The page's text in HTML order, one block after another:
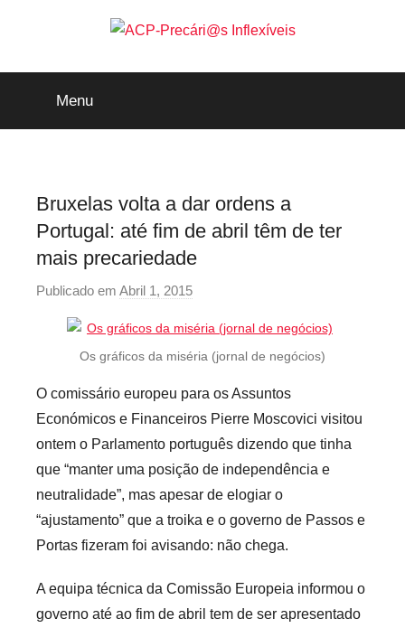
ACP-
Precári@s
Menu
Bruxelas volta a dar ordens a
Portugal: até fim de abril têm de ter
mais precariedade
Publicado em Abril 1, 2015
r
p
r
i
o
s
n
f
Os gráficos da miséria (jornal de negócios)
O comissário europeu para os Assuntos
Económicos e Financeiros Pierre Moscovici visitou
ontem o Parlamento português dizendo que tinha
que “manter uma posição de independência e
neutralidade”, mas apesar de elogiar o
“ajustamento” que a troika e o governo de Passos e
Portas fizeram foi avisando: não chega.
A equipa técnica da Comissão Europeia informou o
governo até ao fim de abril tem de ser apresentado